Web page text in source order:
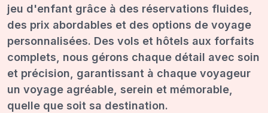
jeu d'enfant grâce à des réservations fluides,
des prix abordables et des options de voyage
personnalisées. Des vols et hôtels aux forfaits
complets, nous gérons chaque détail avec soin
et précision, garantissant à chaque voyageur
un voyage agréable, serein et mémorable,
quelle que soit sa destination.